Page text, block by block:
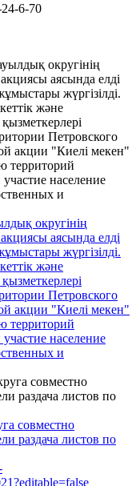
6-70
округінің
аясында елді
жүргізілді.
және
Петровского
акции "Киелі мекен"
территорий
население
и
совместно
раздача листов по